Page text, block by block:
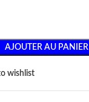
AJOUTER AU PANIER
wishlist